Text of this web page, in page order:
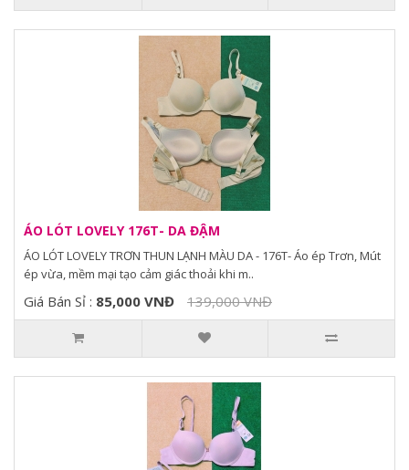
ÁO LÓT LOVELY 176T- DA ĐẬM
ÁO LÓT LOVELY TRƠN THUN LẠNH MÀU DA - 176T- Áo ép Trơn, Mút
ép vừa, mềm mại tạo cảm giác thoải khi m..
Giá Bán Sỉ : 85,000 VNĐ 139,000 VNĐ